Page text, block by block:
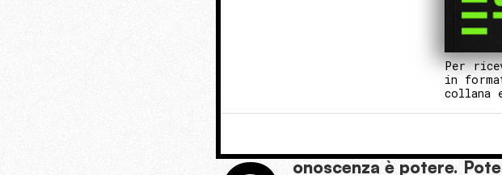
Per
in
collana
onoscenza è potere.